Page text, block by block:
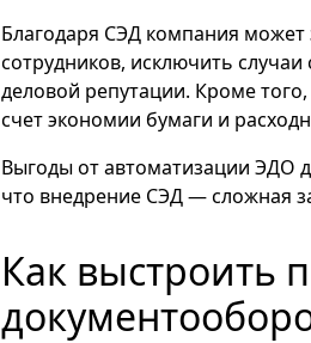
Благодаря СЭД компания может
сотрудников, исключить
деловой репутации. Кроме
счет экономии бумаги и
Выгоды от автоматизации ЭДО
что внедрение СЭД — сложная
Как выстроить